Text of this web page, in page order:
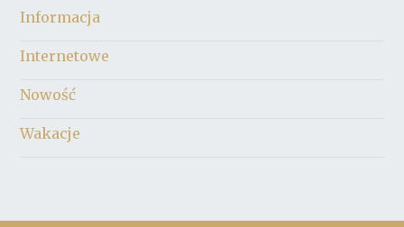
Informacja
Internetowe
Nowość
Wakacje